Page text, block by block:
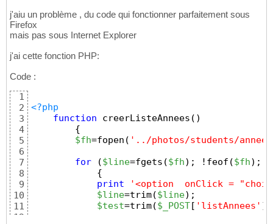
j'aiu un problème , du code qui fonctionner parfaitement sous
Firefox
mais pas sous Internet Explorer
j'ai cette fonction PHP:
Code :
1
2
3
4
5
6
7
8
9
10
11
12
<?php
function creerListeAnnees ( )
{
$fh=fopen ( '../photos/students/
for
($line=fgets ($fh) ; !feof ($fh) ;
{
print
'<option  onClick =
$line=trim($line) ;
$test=trim($_POST [ 'listAnnees' ]